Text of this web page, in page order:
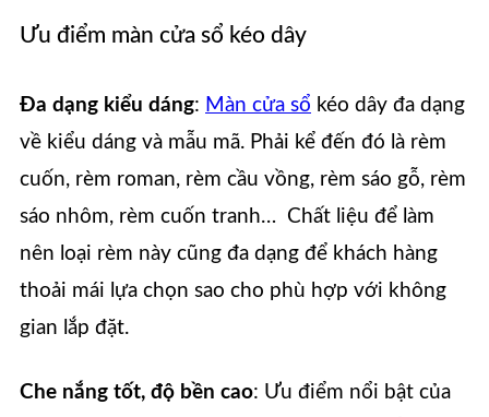
Ưu điểm màn cửa sổ kéo dây
Đa dạng kiểu dáng: Màn cửa sổ kéo dây đa dạng
về kiểu dáng và mẫu mã. Phải kể đến đó là rèm
cuốn, rèm roman, rèm cầu vồng, rèm sáo gỗ, rèm
sáo nhôm, rèm cuốn tranh… Chất liệu để làm
nên loại rèm này cũng đa dạng để khách hàng
thoải mái lựa chọn sao cho phù hợp với không
gian lắp đặt.
Che nắng tốt, độ bền cao: Ưu điểm nổi bật của